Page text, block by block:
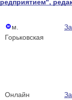
м.
Горьковская
Онлайн